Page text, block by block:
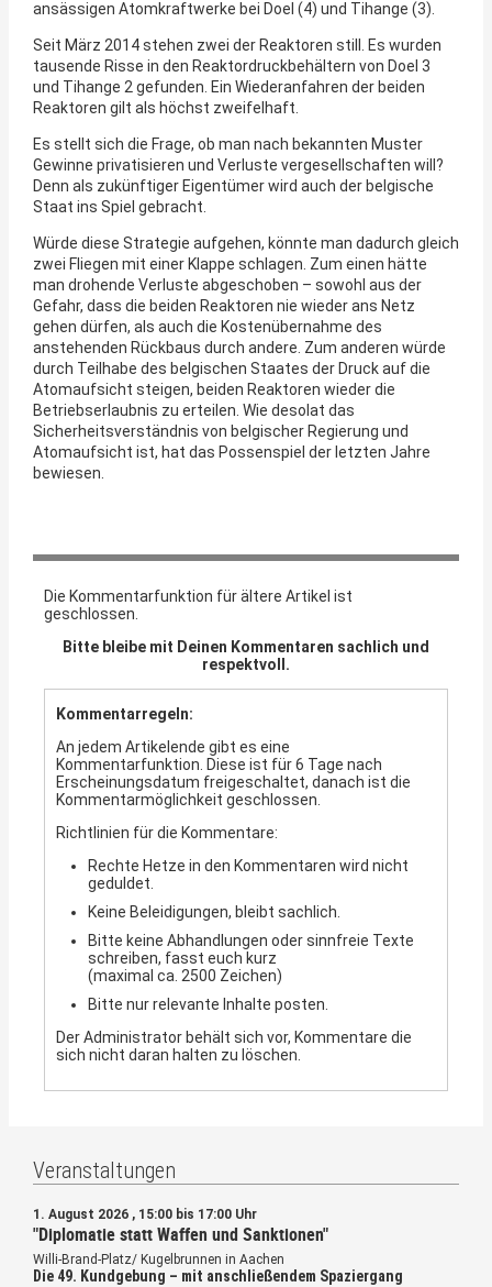
ansässigen Atomkraftwerke bei Doel (4) und Tihange (3).
Seit März 2014 stehen zwei der Reaktoren still. Es wurden
tausende Risse in den Reaktordruckbehältern von Doel 3
und Tihange 2 gefunden. Ein Wiederanfahren der beiden
Reaktoren gilt als höchst zweifelhaft.
Es stellt sich die Frage, ob man nach bekannten Muster
Gewinne privatisieren und Verluste vergesellschaften will?
Denn als zukünftiger Eigentümer wird auch der belgische
Staat ins Spiel gebracht.
Würde diese Strategie aufgehen, könnte man dadurch gleich
zwei Fliegen mit einer Klappe schlagen. Zum einen hätte
man drohende Verluste abgeschoben – sowohl aus der
Gefahr, dass die beiden Reaktoren nie wieder ans Netz
gehen dürfen, als auch die Kostenübernahme des
anstehenden Rückbaus durch andere. Zum anderen würde
durch Teilhabe des belgischen Staates der Druck auf die
Atomaufsicht steigen, beiden Reaktoren wieder die
Betriebserlaubnis zu erteilen. Wie desolat das
Sicherheitsverständnis von belgischer Regierung und
Atomaufsicht ist, hat das Possenspiel der letzten Jahre
bewiesen.
Die Kommentarfunktion für ältere Artikel ist
geschlossen.
Bitte bleibe mit Deinen Kommentaren sachlich und
respektvoll.
Kommentarregeln:
An jedem Artikelende gibt es eine
Kommentarfunktion. Diese ist für 6 Tage nach
Erscheinungsdatum freigeschaltet, danach ist die
Kommentarmöglichkeit geschlossen.
Richtlinien für die Kommentare:
Rechte Hetze in den Kommentaren wird nicht
geduldet.
Keine Beleidigungen, bleibt sachlich.
Bitte keine Abhandlungen oder sinnfreie Texte
schreiben, fasst euch kurz
(maximal ca. 2500 Zeichen)
Bitte nur relevante Inhalte posten.
Der Administrator behält sich vor, Kommentare die
sich nicht daran halten zu löschen.
Veranstaltungen
1. August 2026 , 15:00 bis 17:00 Uhr
"Diplomatie statt Waffen und Sanktionen"
Willi-Brand-Platz/ Kugelbrunnen in Aachen
Die 49. Kundgebung – mit anschließendem Spaziergang